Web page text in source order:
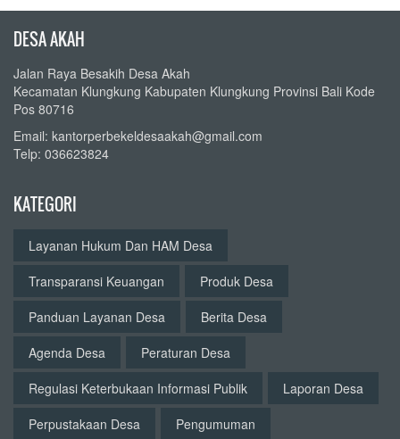
DESA AKAH
Jalan Raya Besakih Desa Akah
Kecamatan Klungkung Kabupaten Klungkung Provinsi Bali Kode
Pos 80716
Email: kantorperbekeldesaakah@gmail.com
Telp: 036623824
KATEGORI
Layanan Hukum Dan HAM Desa
Transparansi Keuangan
Produk Desa
Panduan Layanan Desa
Berita Desa
Agenda Desa
Peraturan Desa
Regulasi Keterbukaan Informasi Publik
Laporan Desa
Perpustakaan Desa
Pengumuman